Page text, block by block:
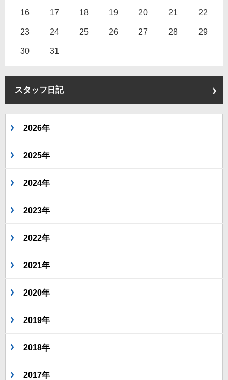
16 17 18 19 20 21 22
23 24 25 26 27 28 29
30 31
スタッフ日記
2026年
2025年
2024年
2023年
2022年
2021年
2020年
2019年
2018年
2017年